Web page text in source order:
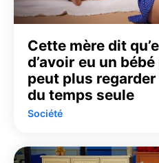
Cette mère dit
d’avoir eu un
peut plus
du temps seule
Société